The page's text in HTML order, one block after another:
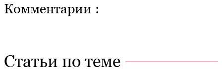
Комментарии :
Статьи по теме